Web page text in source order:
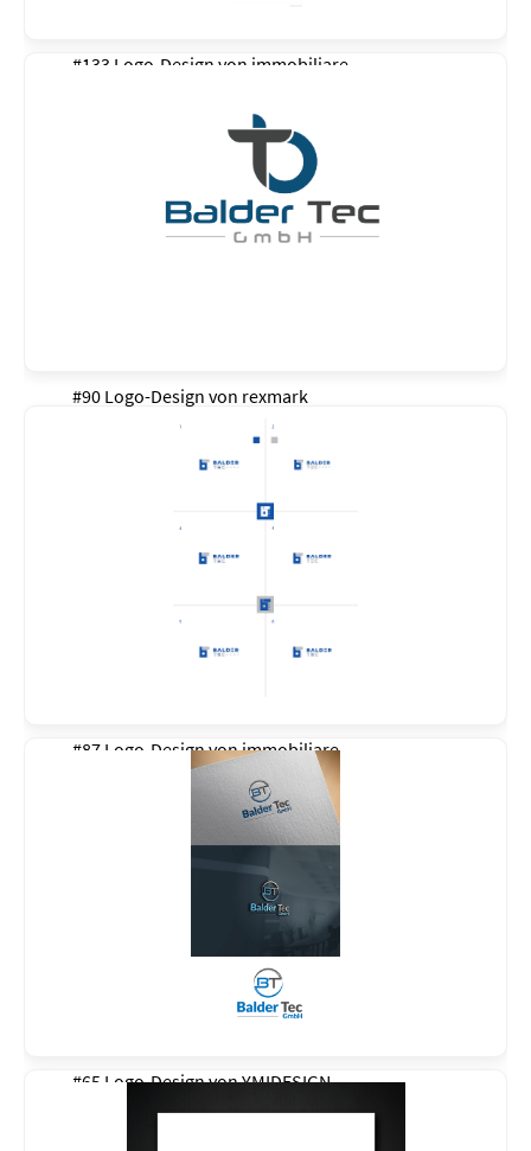
#133 Logo-Design von immobiliare
#90 Logo-Design von rexmark
#87 Logo-Design vonimmobiliare
#65 Logo-Design vonYMIDESIGN